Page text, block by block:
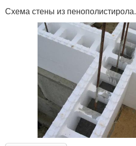
Схема стены из пенополистирола.